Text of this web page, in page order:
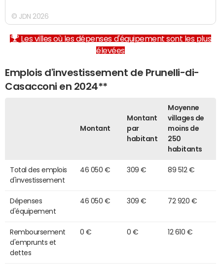
© JDN 2026
Les villes où les dépenses d'équipement sont les plus
élevées
Emplois d'investissement de Prunelli-di-
Casacconi en 2024**
Montant
Montant
par
habitant
Moyenne
villages de
moins de
250
habitants
Total des emplois
d'investissement
46 050 € 309 € 89 512 €
Dépenses
d'équipement
46 050 € 309 € 72 920 €
Remboursement
d'emprunts et
dettes
0 € 0 € 12 610 €